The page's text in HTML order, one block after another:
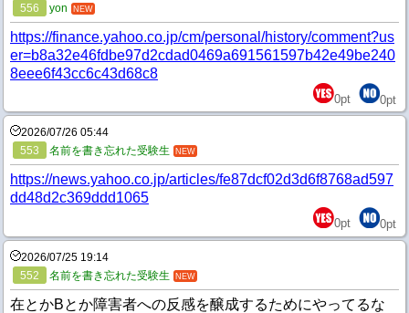
556
yon NEW
https://finance.yahoo.co.jp/cm/personal/history/comment?us
er=b8a32e46fdbe97d2cdad0469a691561597b42e49be240
8eee6f43cc6c43d68c8
0pt 0pt
2026/07/26 05:44
553
名前を書き忘れた受験生 NEW
https://news.yahoo.co.jp/articles/fe87dcf02d3d6f8768ad597
dd48d2c369ddd1065
0pt 0pt
2026/07/25 19:14
552
名前を書き忘れた受験生 NEW
在とかBとか障害者への反感を醸成するためにやってるな